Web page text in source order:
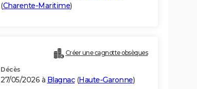
(Charente-Maritime)
Créer une cagnotte obsèques
Décès
27/05/2026 à Blagnac(Haute-Garonne)